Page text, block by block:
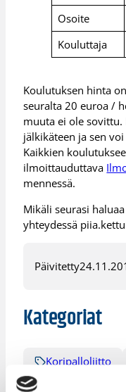
Osoite
Kouluttaja
Koulutuksen hinta
seuralta 20 euroa /
muuta ei ole sovittu.
jälkikäteen ja sen
Kaikkien
ilmoittauduttava
mennessä.
Mikäli seurasi
yhteydessä
Päivitetty
Kategoriat
Koripalloliitto